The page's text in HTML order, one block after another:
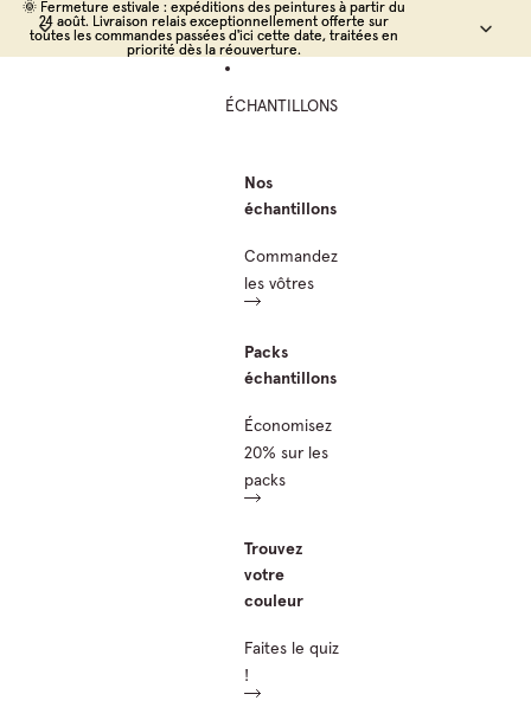
🌞 Fermeture estivale : expéditions des peintures à partir du
24 août. Livraison relais exceptionnellement offerte sur
toutes les commandes passées d'ici cette date, traitées en
priorité dès la réouverture.
🌞 Fermeture estivale : expéditions des peintures à partir du
24 août. Livraison relais exceptionnellement offerte sur
toutes les commandes passées d'ici cette date, traitées en
priorité dès la réouverture.
ÉCHANTILLONS
Nos
échantillons
Commandez
les vôtres
Packs
échantillons
Économisez
20% sur les
packs
Trouvez
votre
couleur
Faites le quiz
!